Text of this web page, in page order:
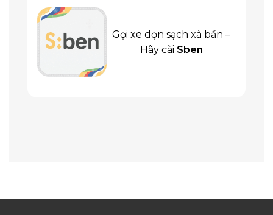
Gọi xe dọn sạch xà bần –
Hãy cài Sben